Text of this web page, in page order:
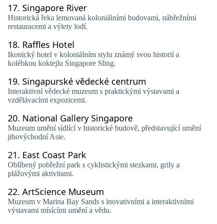
17. Singapore River
Historická řeka lemovaná koloniálními budovami, nábřežními
restauracemi a výlety lodí.
18. Raffles Hotel
Ikonický hotel v koloniálním stylu známý svou historií a
kolébkou koktejlu Singapore Sling.
19. Singapurské vědecké centrum
Interaktivní vědecké muzeum s praktickými výstavami a
vzdělávacími expozicemi.
20. National Gallery Singapore
Muzeum umění sídlící v historické budově, představující umění
jihovýchodní Asie.
21. East Coast Park
Oblíbený pobřežní park s cyklistickými stezkami, grily a
plážovými aktivitami.
22. ArtScience Museum
Muzeum v Marina Bay Sands s inovativními a interaktivními
výstavami mísícími umění a vědu.